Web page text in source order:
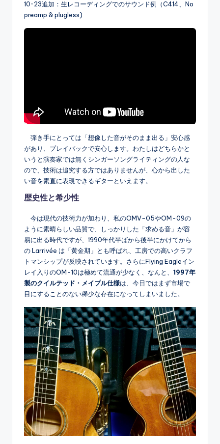
10･23追加：生レコーディングでのサウンド例（C414、No
preamp & plugless)
弾き手にとっては「想像した音がそのまま出る」安心感
があり、プレイバックで安心します。わたしはどちらかと
いうと演奏家では無くシンガーソングライティングの人な
ので、技術は追究する方ではありませんが、心から出した
い音を素直に表現できるギターといえます。
歴史性と希少性
今は現代の技術力が加わり、私のOMV-05やOM-09の
ように素晴らしい品質で、しっかりした「求める音」が容
易に出る時代ですが、1990年代半ばから後半にかけてから
の Larrivée は「黄金期」とも呼ばれ、工房での高いクラフ
トマンシップが反映されています。さらにFlying Eagleイン
レイ入りのOM-10は極めて流通が少なく、なんと、 1997年
製のクイルテッド・メイプル仕様は、今日ではまず市場で
目にすることのない稀少な存在になってしまいました。